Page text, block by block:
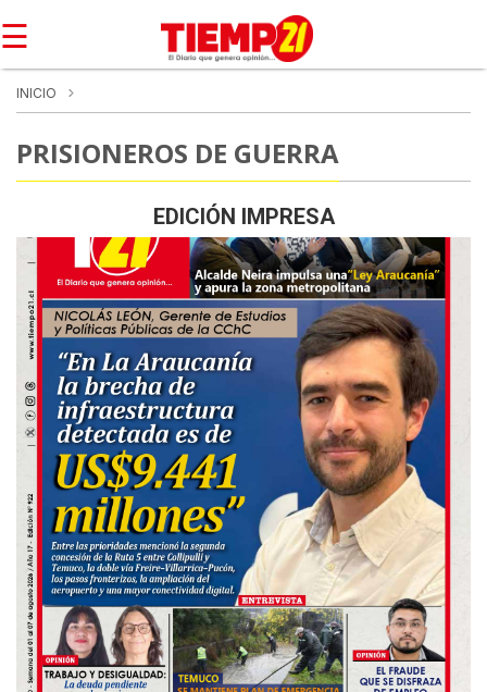
☰
INICIO
PRISIONEROS DE GUERRA
EDICIÓN IMPRESA